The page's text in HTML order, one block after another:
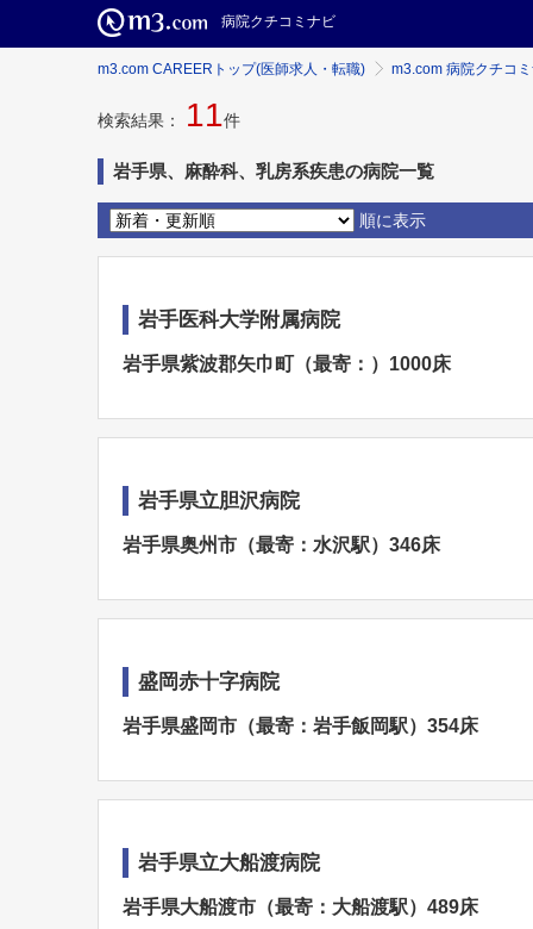
病院クチコミナビ
m3.com CAREERトップ(医師求人・転職) m3.com 病院クチコ
検索結果： 11件
岩手県、麻酔科、乳房系疾患の病院一覧
順に表示
岩手医科大学附属病院
岩手県紫波郡矢巾町（最寄：）1000床
岩手県立胆沢病院
岩手県奥州市（最寄：水沢駅）346床
盛岡赤十字病院
岩手県盛岡市（最寄：岩手飯岡駅）354床
岩手県立大船渡病院
岩手県大船渡市（最寄：大船渡駅）489床